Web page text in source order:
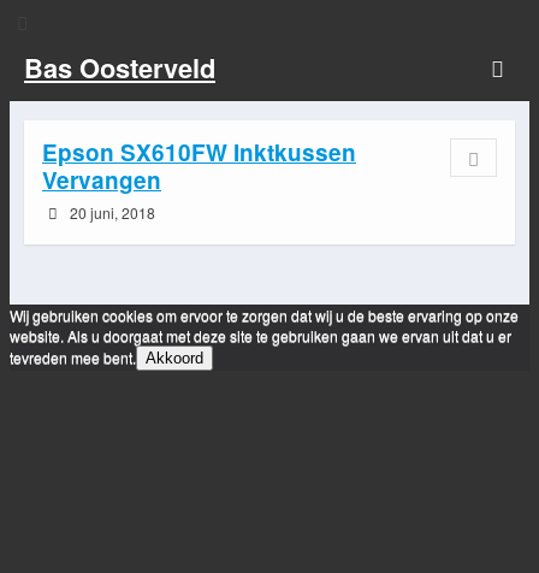
Bas Oosterveld
Epson SX610FW Inktkussen
Vervangen
20 juni, 2018
Wij gebruiken cookies om ervoor te zorgen dat wij u de beste ervaring op onze
website. Als u doorgaat met deze site te gebruiken gaan we ervan uit dat u er
tevreden mee bent. Akkoord